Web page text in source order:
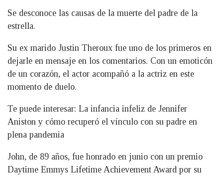
Se desconoce las causas de la muerte del padre de la
estrella.
Su ex marido Justin Theroux fue uno de los primeros en
dejarle en mensaje en los comentarios. Con un emoticón
de un corazón, el actor acompañó a la actriz en este
momento de duelo.
Te puede interesar: La infancia infeliz de Jennifer
Aniston y cómo recuperó el vínculo con su padre en
plena pandemia
John, de 89 años, fue honrado en junio con un premio
Daytime Emmys Lifetime Achievement Award por su